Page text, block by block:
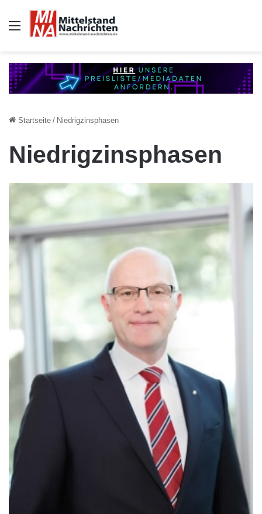
Auswahl
Startseite / Niedrigzinsphasen
Niedrigzinsphasen